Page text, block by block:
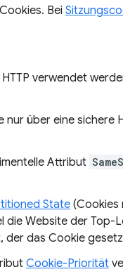
Bei
verwendet
nur über eine sichere
Attribut
State (Cookies
Website der Top-
der das Cookie
Cookie-Priorität